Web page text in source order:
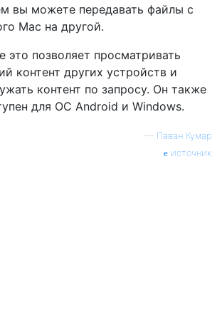
вы можете передавать файлы с
Mac на другой.
это позволяет просматривать
контент других устройств и
контент по запросу. Он также
для ОС Android и Windows.
— Паван Кумар
источник